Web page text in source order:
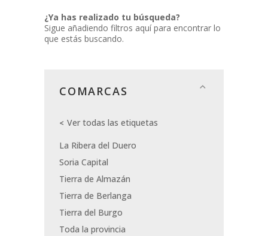
¿Ya has realizado tu búsqueda?
Sigue añadiendo filtros aquí para encontrar lo
que estás buscando.
COMARCAS
Ver todas las etiquetas
La Ribera del Duero
Soria Capital
Tierra de Almazán
Tierra de Berlanga
Tierra del Burgo
Toda la provincia